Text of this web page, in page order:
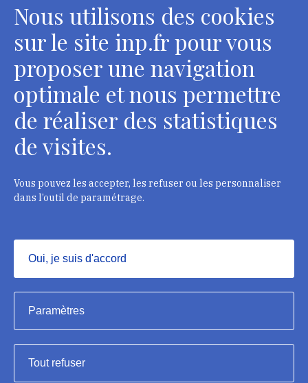
2 rue Vivienne - 75002 Paris
Tél. : + 33 1 44 41 16 41
Contacts
Département des restaurateurs
124 rue Henri Barbusse - 93300 Aubervilliers
Contacts
Institut national du patrimoine, 2023
Mentions légales
Nous utilisons des cookies
sur le site inp.fr pour vous
proposer une navigation
optimale et nous permettre
de réaliser des statistiques
de visites.
Vous pouvez les accepter, les refuser ou les personnaliser
dans l’outil de paramétrage.
Oui, je suis d'accord
Masquer
Paramètres
Tout refuser